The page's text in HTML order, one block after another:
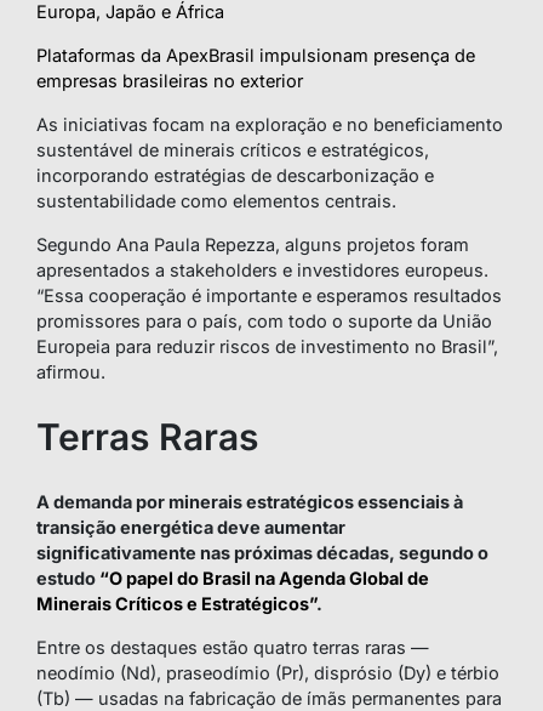
Europa, Japão e África
Plataformas da ApexBrasil impulsionam presença de
empresas brasileiras no exterior
As iniciativas focam na exploração e no beneficiamento
sustentável de minerais críticos e estratégicos,
incorporando estratégias de descarbonização e
sustentabilidade como elementos centrais.
Segundo Ana Paula Repezza, alguns projetos foram
apresentados a stakeholders e investidores europeus.
“Essa cooperação é importante e esperamos resultados
promissores para o país, com todo o suporte da União
Europeia para reduzir riscos de investimento no Brasil”,
afirmou.
Terras Raras
A demanda por minerais estratégicos essenciais à
transição energética deve aumentar
significativamente nas próximas décadas, segundo o
estudo “O papel do Brasil na Agenda Global de
Minerais Críticos e Estratégicos”.
Entre os destaques estão quatro terras raras —
neodímio (Nd), praseodímio (Pr), disprósio (Dy) e térbio
(Tb) — usadas na fabricação de ímãs permanentes para